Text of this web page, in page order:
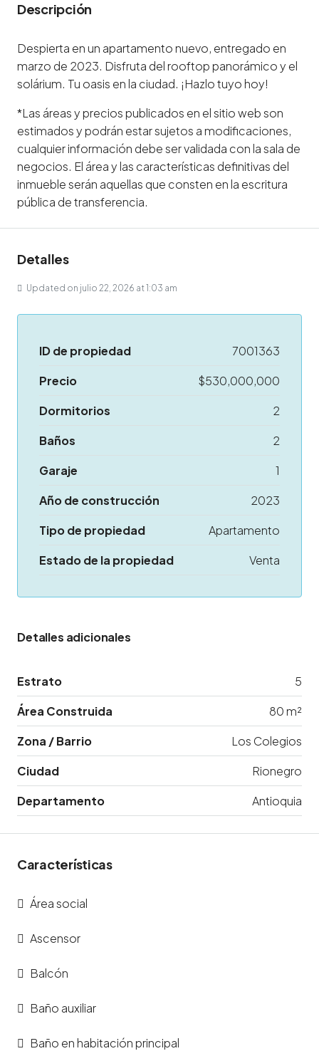
Descripción
Despierta en un apartamento nuevo, entregado en
marzo de 2023. Disfruta del rooftop panorámico y el
solárium. Tu oasis en la ciudad. ¡Hazlo tuyo hoy!
*Las áreas y precios publicados en el sitio web son
estimados y podrán estar sujetos a modificaciones,
cualquier información debe ser validada con la sala de
negocios. El área y las características definitivas del
inmueble serán aquellas que consten en la escritura
pública de transferencia.
Detalles
Updated on julio 22, 2026 at 1:03 am
ID de propiedad
7001363
Precio
$530,000,000
Dormitorios
2
Baños
2
Garaje
1
Año de construcción
2023
Tipo de propiedad
Apartamento
Estado de la propiedad
Venta
Detalles adicionales
Estrato
5
Área Construida
80 m²
Zona / Barrio
Los Colegios
Ciudad
Rionegro
Departamento
Antioquia
Características
Área social
Ascensor
Balcón
Baño auxiliar
Baño en habitación principal